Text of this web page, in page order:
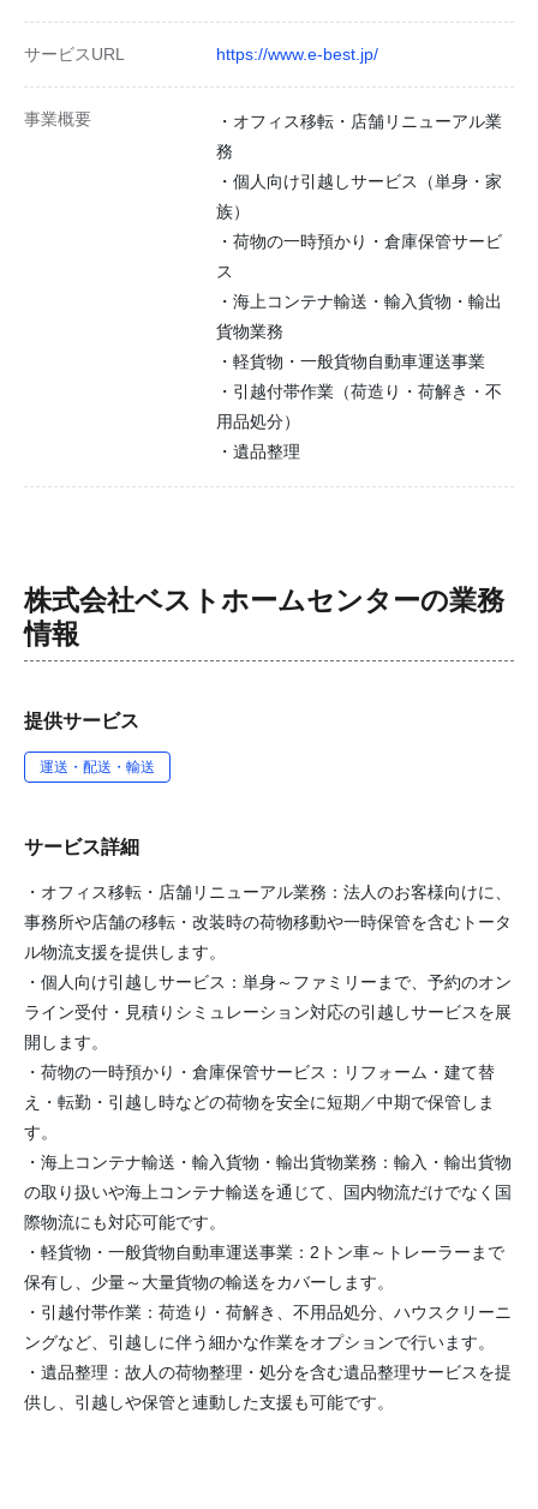
サービスURL https://www.e-best.jp/
事業概要
・オフィス移転・店舗リニューアル業
務
・個人向け引越しサービス（単身・家
族）
・荷物の一時預かり・倉庫保管サービ
ス
・海上コンテナ輸送・輸入貨物・輸出
貨物業務
・軽貨物・一般貨物自動車運送事業
・引越付帯作業（荷造り・荷解き・不
用品処分）
・遺品整理
株式会社ベストホームセンターの業務
情報
提供サービス
運送・配送・輸送
サービス詳細
・オフィス移転・店舗リニューアル業務：法人のお客様向けに、
事務所や店舗の移転・改装時の荷物移動や一時保管を含むトータ
ル物流支援を提供します。
・個人向け引越しサービス：単身～ファミリーまで、予約のオン
ライン受付・見積りシミュレーション対応の引越しサービスを展
開します。
・荷物の一時預かり・倉庫保管サービス：リフォーム・建て替
え・転勤・引越し時などの荷物を安全に短期／中期で保管しま
す。
・海上コンテナ輸送・輸入貨物・輸出貨物業務：輸入・輸出貨物
の取り扱いや海上コンテナ輸送を通じて、国内物流だけでなく国
際物流にも対応可能です。
・軽貨物・一般貨物自動車運送事業：2トン車～トレーラーまで
保有し、少量～大量貨物の輸送をカバーします。
・引越付帯作業：荷造り・荷解き、不用品処分、ハウスクリーニ
ングなど、引越しに伴う細かな作業をオプションで行います。
・遺品整理：故人の荷物整理・処分を含む遺品整理サービスを提
供し、引越しや保管と連動した支援も可能です。